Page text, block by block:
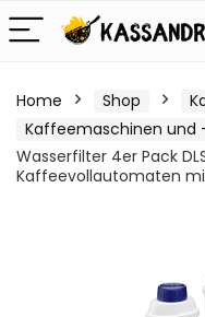
Home Shop
Kaffeemaschinen und
Wasserfilter 4er Pack
Kaffeevollautomaten